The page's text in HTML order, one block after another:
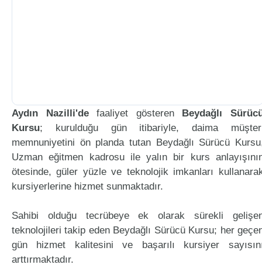
Aydın Nazilli'defaaliyet gösteren Beydağlı
Kursu; kurulduğu gün itibariyle, daima
memnuniyetini ön planda tutan Beydağlı Sürücü
Uzman eğitmen kadrosu ile yalın bir kurs
ötesinde, güler yüzle ve teknolojik imkanları
kursiyerlerine hizmet sunmaktadır.
Sahibi olduğu tecrübeye ek olarak sürekli
teknolojileri takip eden Beydağlı Sürücü Kursu; her
gün hizmet kalitesini ve başarılı kursiyer
arttırmaktadır.